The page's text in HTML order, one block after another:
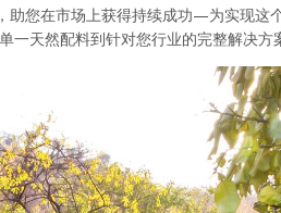
您在市场上获得持续成功—为实现
天然配料到针对您行业的完整解决方